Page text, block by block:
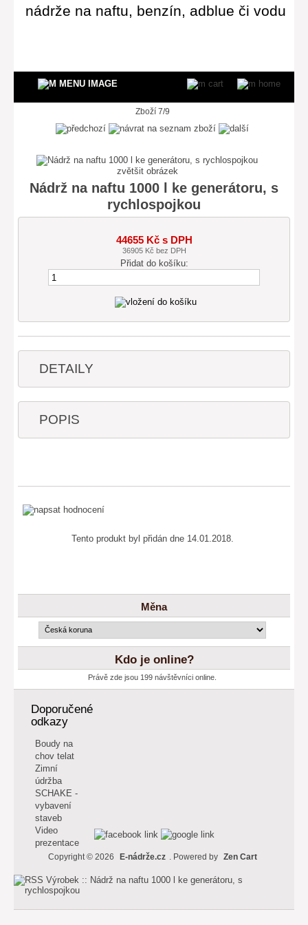
nádrže na naftu, benzín, adblue či vodu
Zboží 7/9
zvětšit obrázek
Nádrž na naftu 1000 l ke generátoru, s
rychlospojkou
44655 Kč s DPH
36905 Kč bez DPH
DETAILY
POPIS
Tento produkt byl přidán dne 14.01.2018.
Měna
Kdo je online?
Právě zde jsou 199 návštěvníci online.
Doporučené
odkazy
Boudy na
chov telat
Zimní
údržba
SCHAKE -
vybavení
staveb
Video
prezentace
Copyright © 2026 E-nádrže.cz . Powered by Zen Cart